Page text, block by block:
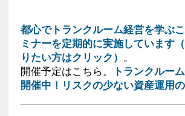
都心でトランクルーム経営を学ぶ
ミナーを定期的に実施しています
りたい方はクリック） 。
開催予定はこちら。
トランクルー
開催中！リスクの少ない資産運用